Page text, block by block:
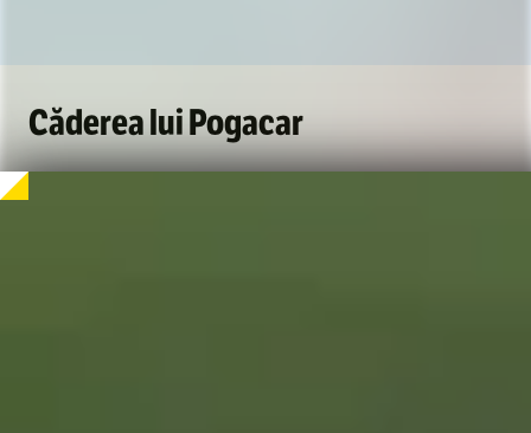
Căderea lui Pogacar